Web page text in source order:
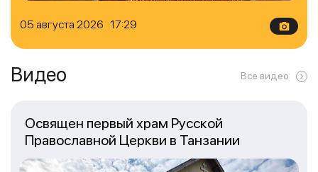
05 августа 2026 17:29
Видео Все видео
Освящен первый храм Русской
Православной Церкви в Танзании